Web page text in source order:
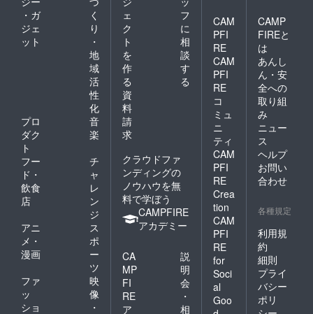
・ガ
ジェ
ット
く
り
・
地
域
活
性
化
プロ
ダク
ト
音
楽
フー
ド・
飲食
店
チ
ャ
レ
ン
ジ
アニ
メ・
漫画
ス
ポ
ー
ツ
ファ
ッ
ショ
映
像
・
ェ
ク
ト
を
作
る
フ
に
相
談
す
る
資
料
請
求
クラウドファ
ンディングの
ノウハウを無
料で学ぼう
CAMPFIRE
アカデミー
CA
MP
FI
RE
ア
説
明
会
・
相
CAM
PFI
RE
CAM
PFI
RE
コ
ミュ
ニ
ティ
CAM
PFI
RE
Crea
tion
CAM
PFI
RE
for
Soci
al
Goo
CAMP
FIREと
は
あんし
ん・安
全への
取り組
み
ニュー
ス
ヘルプ
お問い
合わせ
各種規定
利用規
約
細則
プライ
バシー
ポリ